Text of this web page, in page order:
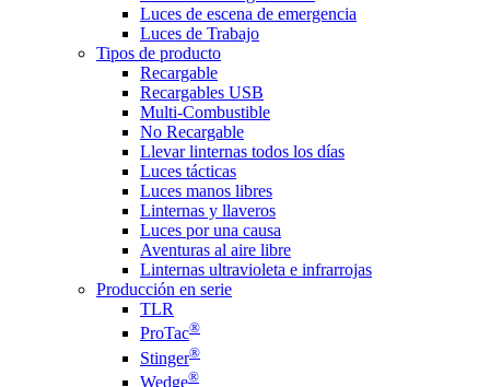
Luces de escena de emergencia
Luces de Trabajo
Tipos de producto
Recargable
Recargables USB
Multi-Combustible
No Recargable
Llevar linternas todos los días
Luces tácticas
Luces manos libres
Linternas y llaveros
Luces por una causa
Aventuras al aire libre
Linternas ultravioleta e infrarrojas
Producción en serie
TLR
ProTac®
Stinger®
Wedge®